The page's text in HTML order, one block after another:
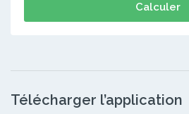
Calculer
Télécharger l’application